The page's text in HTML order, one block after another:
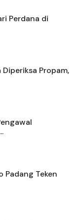
Perdana di
Propam,
Padang Teken